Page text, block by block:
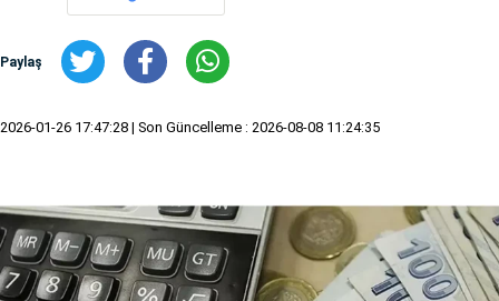
Paylaş
2026-01-26 17:47:28 | Son Güncelleme : 2026-08-08 11:24:35